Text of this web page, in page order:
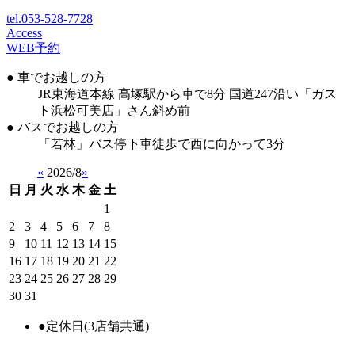
tel.053-528-7728
Access
WEB予約
● 車でお越しの方
JR東海道本線 高塚駅から車で8分 国道247沿い「ガス
ト浜松可美店」さん斜め前
● バスでお越しの方
「若林」バス停下車徒歩で西に向かって3分
« 2026/8»
日
月 火 水 木 金 土
1
2
3 4 5 6 7
8
9
10 11 12 13 14 15
16 17 18 19 20 21 22
23 24 25 26 27 28 29
30 31
●定休日(3店舗共通)